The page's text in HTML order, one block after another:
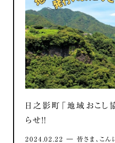
日之影町「地域おこし
らせ！！
2024.02.22 ― 皆さま、こん